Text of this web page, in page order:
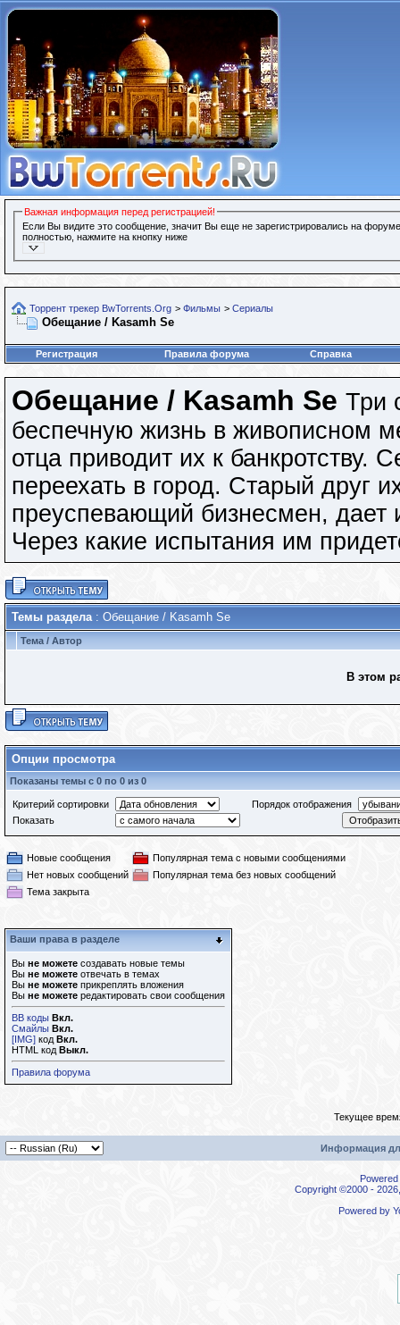
Важная информация перед регистрацией!
Если Вы видите это сообщение, значит Вы еще не зарегистрировались на
полностью, нажмите на кнопку ниже
Торрент трекер BwTorrents.Org > Фильмы > Сериалы
Обещание / Kasamh Se
Регистрация Правила форума Справка
Обещание / Kasamh Se Три
беспечную жизнь в живописном
отца приводит их к
переехать в город. Старый друг
преуспевающий бизнесмен, дает
Через какие испытания им
Темы раздела: Обещание / Kasamh Se
Тема / Автор
В этом
Опции просмотра
Показаны темы с 0 по 0 из 0
Критерий сортировки
Порядок отображения
Показать
Новые сообщения
Популярная тема с новыми сообщениями
Нет новых сообщений
Популярная тема без новых сообщений
Тема закрыта
Ваши права в разделе
Вы не можете создавать новые темы
Вы не можете отвечать в темах
Вы не можете прикреплять вложения
Вы не можете редактировать свои сообщения
BB коды Вкл.
Смайлы Вкл.
[IMG] код Вкл.
HTML код Выкл.
Правила форума
Текущее
Информация
Copyright ©2000 -
Powered by